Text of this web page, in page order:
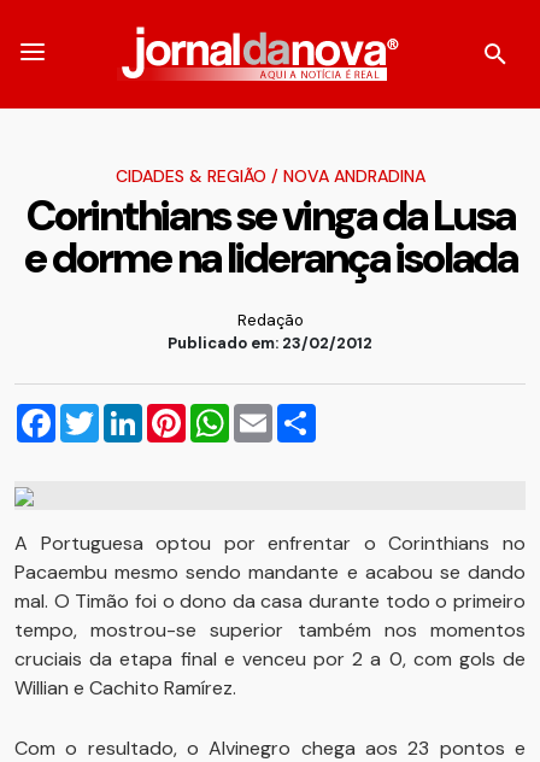
CIDADES & REGIÃO / NOVA ANDRADINA
Corinthians se vinga da Lusa
e dorme na liderança isolada
Redação
Publicado em: 23/02/2012
Facebook
TwitterLinkedInPinterestWhatsApp
Email
A Portuguesa optou por enfrentar o Corinthians no
Pacaembu mesmo sendo mandante e acabou se dando
mal. O Timão foi o dono da casa durante todo o primeiro
tempo, mostrou-se superior também nos momentos
cruciais da etapa final e venceu por 2 a 0, com gols de
Willian e Cachito Ramírez.
Com o resultado, o Alvinegro chega aos 23 pontos e